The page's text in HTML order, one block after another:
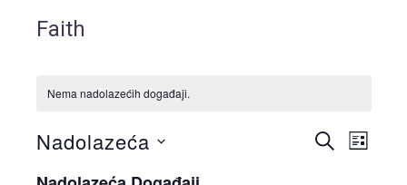
Faith
Nema nadolazećih događaji.
Događaji
PRETRAŽI
Događaj
POPIS
Nadolazeća